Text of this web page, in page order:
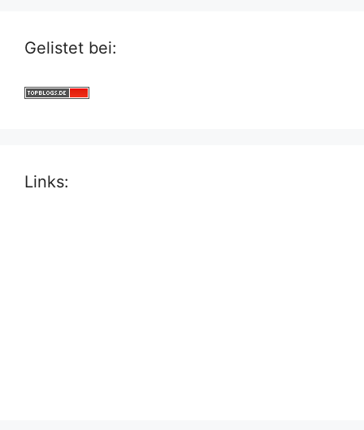
Gelistet bei:
Links: